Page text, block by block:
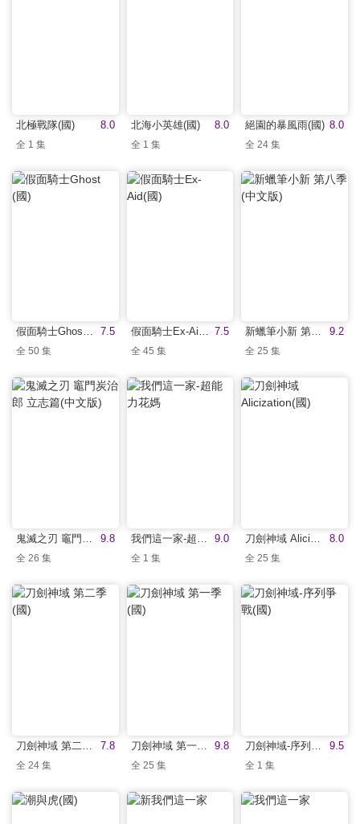
8.0
北極戰隊(國)
全 1 集
8.0
北海小英雄(國)
全 1 集
8.0
絕園的暴風雨(國)
全 24 集
7.5
假面騎士Ghost (國)
全 50 集
7.5
假面騎士Ex-Aid(國)
全 45 集
9.2
新蠟筆小新 第八季(中文版)
全 25 集
9.8
鬼滅之刃 竈門炭治郎 立志篇(中文版)
全 26 集
9.0
我們這一家-超能力花媽
全 1 集
8.0
刀劍神域 Alicization(國)
全 25 集
7.8
全 24 集
9.8
全 25 集
9.5
全 1 集